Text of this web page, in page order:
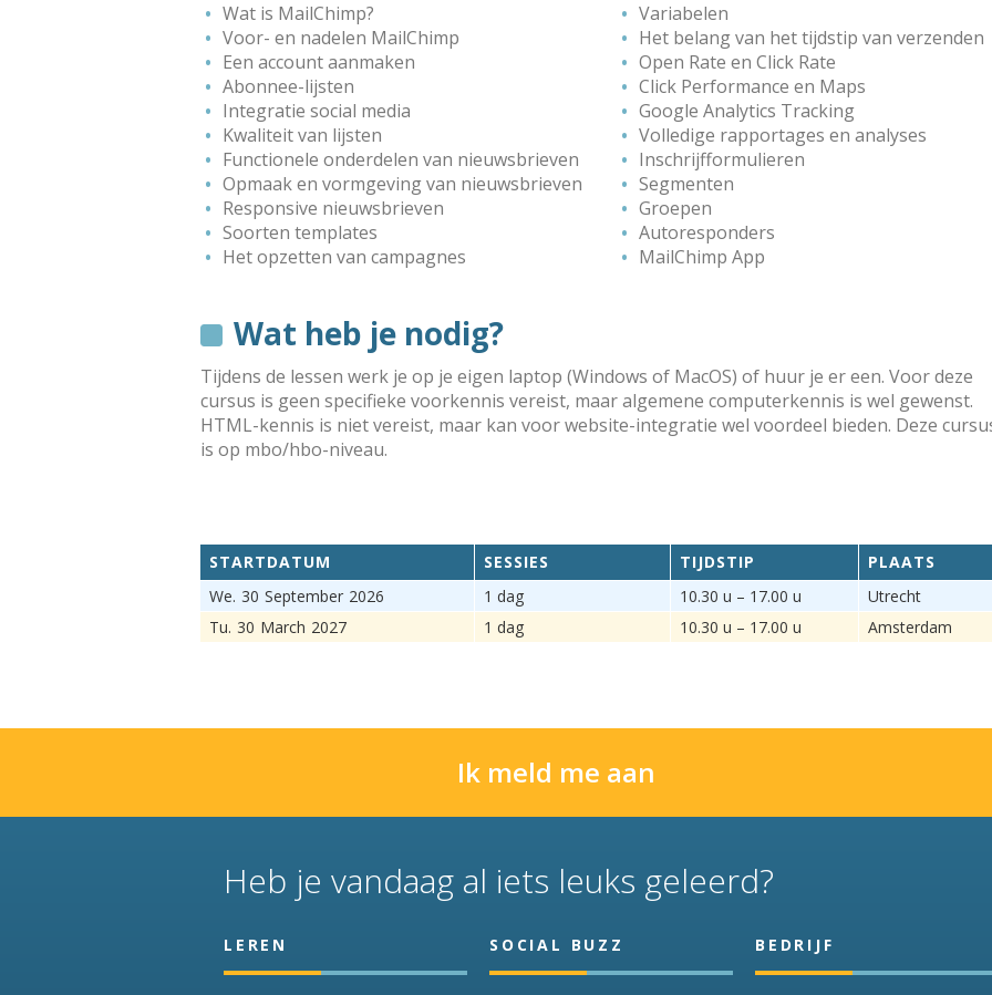
Wat is MailChimp?
Voor- en nadelen MailChimp
Een account aanmaken
Abonnee-lijsten
Integratie social media
Kwaliteit van lijsten
Functionele onderdelen van nieuwsbrieven
Opmaak en vormgeving van nieuwsbrieven
Responsive nieuwsbrieven
Soorten templates
Het opzetten van campagnes
Variabelen
Het belang van het tijdstip van verzenden
Open Rate en Click Rate
Click Performance en Maps
Google Analytics Tracking
Volledige rapportages en analyses
Inschrijfformulieren
Segmenten
Groepen
Autoresponders
MailChimp App
Wat heb je nodig?
Tijdens de lessen werk je op je eigen laptop (Windows of MacOS) of huur je er een. Voor deze
cursus is geen specifieke voor­ken­nis vereist, maar alge­mene computer­kennis is wel gewenst.
HTML-kennis is niet vereist, maar kan voor website-integratie wel voordeel bieden. Deze
is op mbo/hbo-niveau.
STARTDATUM SESSIES TIJDSTIP
PLAATS
We. 30 September 2026 1 dag 10.30 u – 17.00 u
Utrecht
Tu. 30 March 2027 1 dag 10.30 u – 17.00 u Amsterdam
Ik meld me aan
Heb je vandaag al iets leuks geleerd?
LEREN SOCIAL BUZZ BEDRIJF